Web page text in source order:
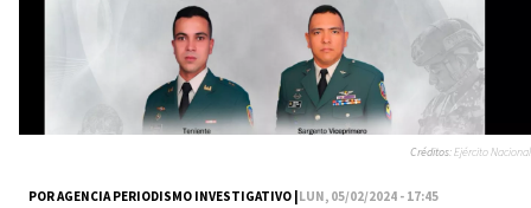
POR AGENCIA PERIODISMO INVESTIGATIVO |LUN, 05/02/2024 - 17:45
Créditos:Ejército Nacional